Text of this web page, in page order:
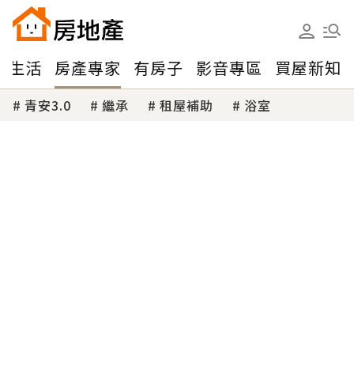
生活 房產專家 有房子 影音專區 買屋新知
青安3.0 繼承 租屋補助 浴室